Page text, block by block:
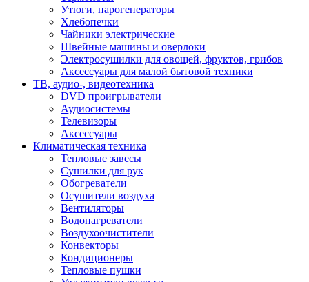
Утюги, парогенераторы
Хлебопечки
Чайники электрические
Швейные машины и оверлоки
Электросушилки для овощей, фруктов, грибов
Аксессуары для малой бытовой техники
ТВ, аудио-, видеотехника
DVD проигрыватели
Аудиосистемы
Телевизоры
Аксессуары
Климатическая техника
Тепловые завесы
Сушилки для рук
Обогреватели
Осушители воздуха
Вентиляторы
Водонагреватели
Воздухоочистители
Конвекторы
Кондиционеры
Тепловые пушки